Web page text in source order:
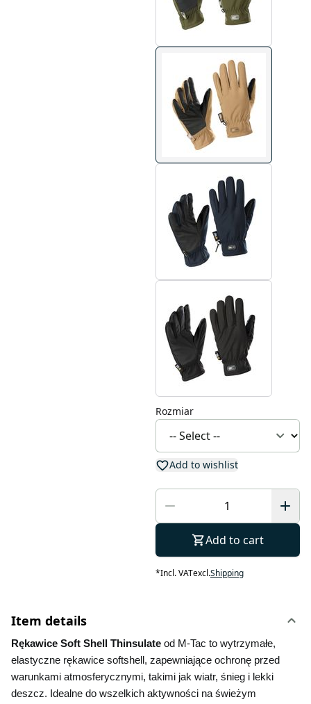
Rozmiar
Add to wishlist
Add to cart
*Incl. VATexcl.Shipping
Item details
Rękawice Soft Shell Thinsulate od M-Tac to wytrzymałe,
elastyczne rękawice softshell, zapewniające ochronę przed
warunkami atmosferycznymi, takimi jak wiatr, śnieg i lekki
deszcz. Idealne do wszelkich aktywności na świeżym